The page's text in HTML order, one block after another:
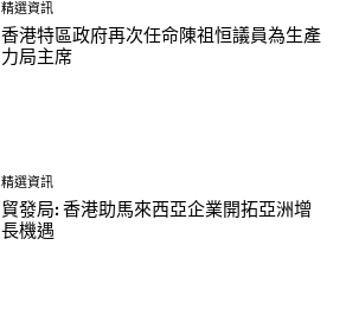
精選資訊
香港特區政府再次任命陳祖恒議員為生產
力局主席
精選資訊
貿發局: 香港助馬來西亞企業開拓亞洲增
長機遇